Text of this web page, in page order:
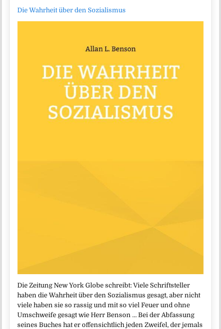
Die Wahrheit über den Sozialismus
Die Zeitung New York Globe schreibt: Viele Schriftsteller
haben die Wahrheit über den Sozialismus gesagt, aber nicht
viele haben sie so rassig und mit so viel Feuer und ohne
Umschweife gesagt wie Herr Benson … Bei der Abfassung
seines Buches hat er offensichtlich jeden Zweifel, der jemals